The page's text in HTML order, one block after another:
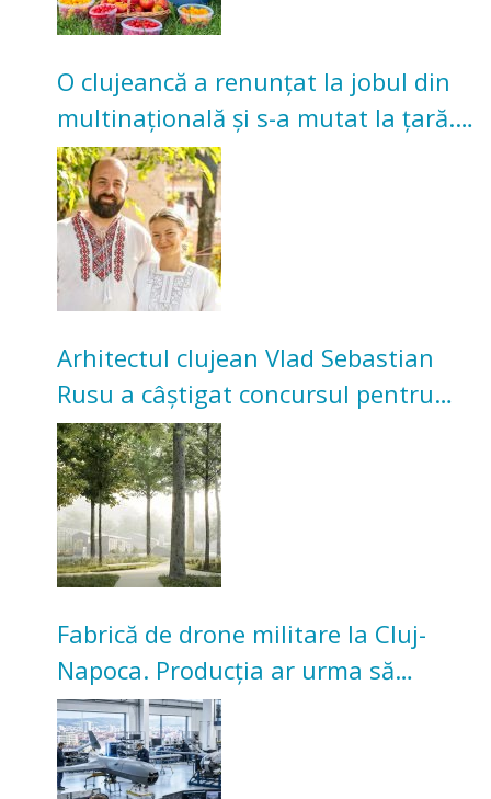
O clujeancă a renunțat la jobul din
multinațională și s-a mutat la țară.
Acum cultivă legume în grădina
bunicilor
Arhitectul clujean Vlad Sebastian
Rusu a câștigat concursul pentru
transformarea Grădinii Casei
Universitarilor
Fabrică de drone militare la Cluj-
Napoca. Producția ar urma să
înceapă în toamna acestui an